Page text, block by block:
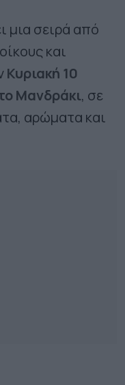
μια σειρά από
και
Κυριακή 10
Μανδράκι, σε
αρώματα και